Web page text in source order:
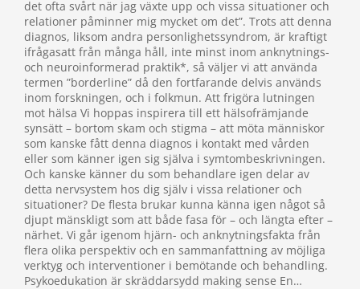
det ofta svårt när jag växte upp och vissa situationer och
relationer påminner mig mycket om det”. Trots att denna
diagnos, liksom andra personlighetssyndrom, är kraftigt
ifrågasatt från många håll, inte minst inom anknytnings-
och neuroinformerad praktik*, så väljer vi att använda
termen ”borderline” då den fortfarande delvis används
inom forskningen, och i folkmun. Att frigöra lutningen
mot hälsa Vi hoppas inspirera till ett hälsofrämjande
synsätt – bortom skam och stigma – att möta människor
som kanske fått denna diagnos i kontakt med vården
eller som känner igen sig själva i symtombeskrivningen.
Och kanske känner du som behandlare igen delar av
detta nervsystem hos dig själv i vissa relationer och
situationer? De flesta brukar kunna känna igen något så
djupt mänskligt som att både fasa för – och längta efter –
närhet. Vi går igenom hjärn- och anknytningsfakta från
flera olika perspektiv och en sammanfattning av möjliga
verktyg och interventioner i bemötande och behandling.
Psykoedukation är skräddarsydd making sense En…